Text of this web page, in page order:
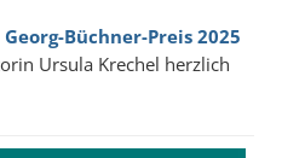
Büchner-Preis 2025
Ursula Krechel herzlich